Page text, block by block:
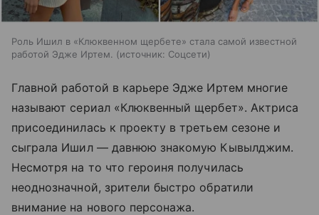
Роль Ишил в «Клюквенном щербете» стала самой известной
работой Эдже Иртем.
источник: Соцсети
Главной работой в карьере Эдже Иртем многие
называют сериал «Клюквенный щербет». Актриса
присоединилась к проекту в третьем сезоне и
сыграла Ишил — давнюю знакомую Кывылджим.
Несмотря на то что героиня получилась
неоднозначной, зрители быстро обратили
внимание на нового персонажа.